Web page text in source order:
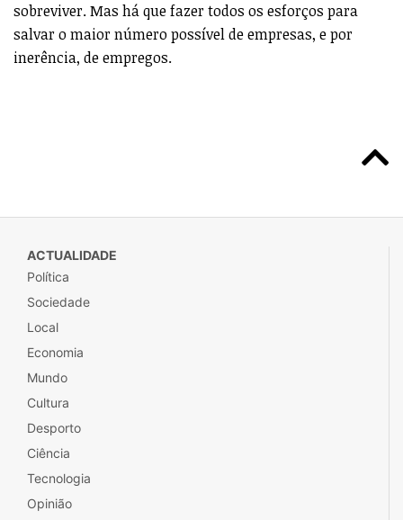
sobreviver. Mas há que fazer todos os esforços para
salvar o maior número possível de empresas, e por
inerência, de empregos.
ACTUALIDADE
Política
Sociedade
Local
Economia
Mundo
Cultura
Desporto
Ciência
Tecnologia
Opinião